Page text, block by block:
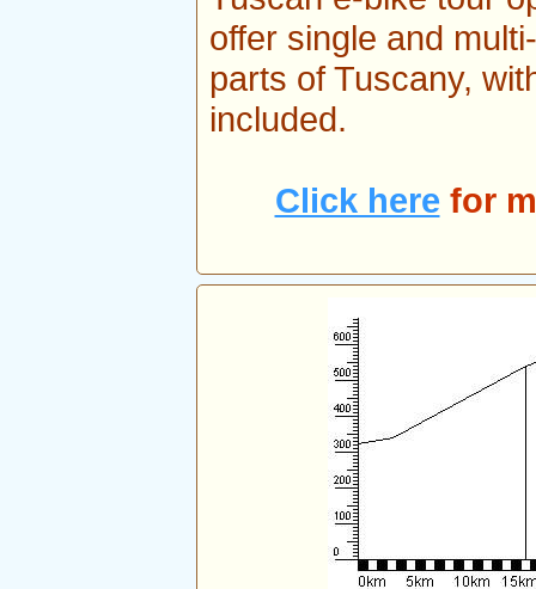
offer single and
parts of Tuscany,
included.
Click here for